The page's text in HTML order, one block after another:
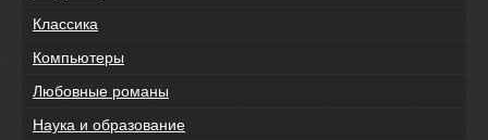
Классика
Компьютеры
Любовные романы
Наука и образование